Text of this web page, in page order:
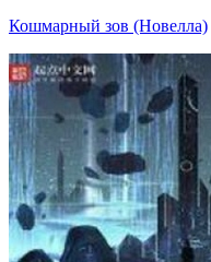
Кошмарный зов (Новелла)